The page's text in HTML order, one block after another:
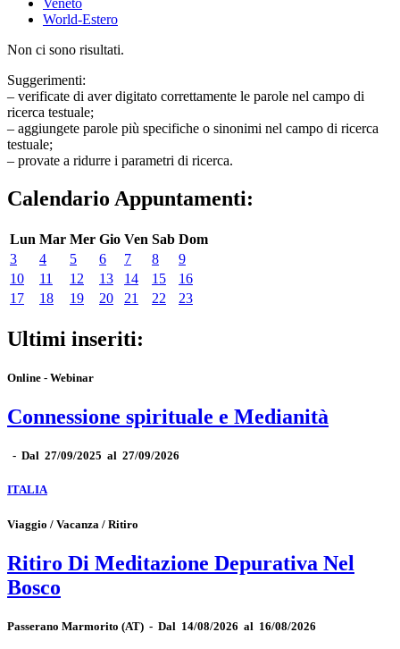
Veneto
World-Estero
Non ci sono risultati.
Suggerimenti:
– verificate di aver digitato correttamente le parole nel campo di
ricerca testuale;
– aggiungete parole più specifiche o sinonimi nel campo di ricerca
testuale;
– provate a ridurre i parametri di ricerca.
Calendario Appuntamenti:
Lun Mar Mer Gio Ven Sab Dom
3
4 5 6 7 8
9
10
11 12 13 14 15
16
17
18 19 20 21 22 23
Ultimi inseriti:
Online - Webinar
Connessione spirituale e Medianità
- Dal 27/09/2025 al 27/09/2026
ITALIA
Viaggio / Vacanza / Ritiro
Ritiro Di Meditazione Depurativa Nel
Bosco
Passerano Marmorito (AT) - Dal 14/08/2026 al 16/08/2026